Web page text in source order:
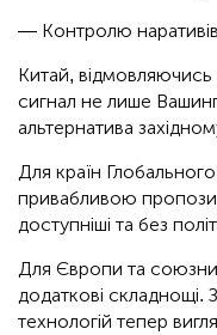
— Контролю наративів
Китай, відмовляючись
сигнал не лише
альтернатива
Для країн
привабливою
доступніші та без
Для Європи та
додаткові складнощі.
технологій тепер